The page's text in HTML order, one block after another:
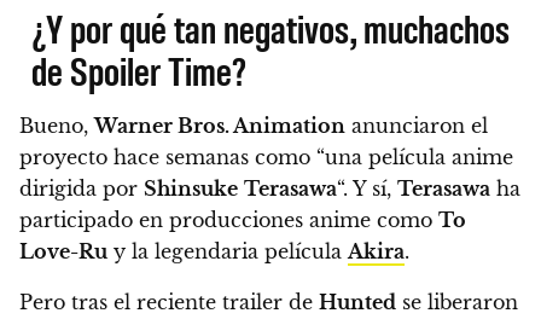
¿Y por qué tan negativos, muchachos
de Spoiler Time?
Bueno,Warner Bros. Animation anunciaron el
proyecto hace semanas como “una película anime
dirigida por Shinsuke Terasawa“. Y sí, Terasawa ha
participado en producciones anime como To
Love-Ru y la legendaria película Akira.
Pero tras el reciente trailer de Hunted se liberaron